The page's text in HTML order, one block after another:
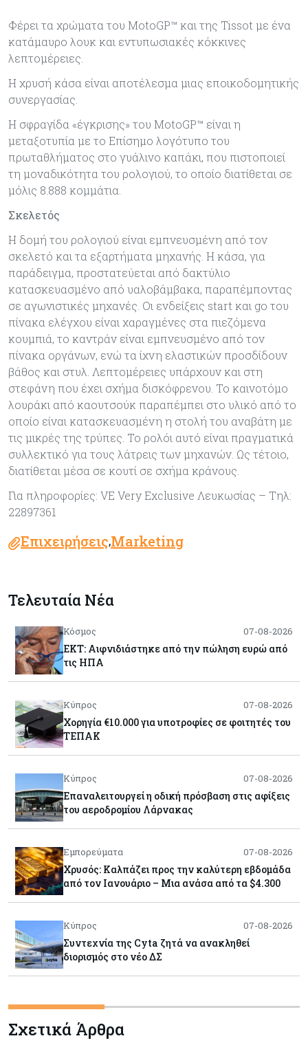
Φέρει τα χρώματα του MotoGP™ και της Tissot με ένα
κατάμαυρο λουκ και εντυπωσιακές κόκκινες
λεπτομέρειες.
Η χρυσή κάσα είναι αποτέλεσμα μιας εποικοδομητικής
συνεργασίας.
Η σφραγίδα «έγκρισης» του MotoGP™ είναι η
μεταξοτυπία με το Επίσημο λογότυπο του
πρωταθλήματος στο γυάλινο καπάκι, που πιστοποιεί
τη μοναδικότητα του ρολογιού, το οποίο διατίθεται σε
μόλις 8.888 κομμάτια.
Σκελετός
Η δομή του ρολογιού είναι εμπνευσμένη από τον
σκελετό και τα εξαρτήματα μηχανής. Η κάσα, για
παράδειγμα, προστατεύεται από δακτύλιο
κατασκευασμένο από υαλοβάμβακα, παραπέμποντας
σε αγωνιστικές μηχανές. Οι ενδείξεις start και go του
πίνακα ελέγχου είναι χαραγμένες στα πιεζόμενα
κουμπιά, το καντράν είναι εμπνευσμένο από τον
πίνακα οργάνων, ενώ τα ίχνη ελαστικών προσδίδουν
βάθος και στυλ. Λεπτομέρειες υπάρχουν και στη
στεφάνη που έχει σχήμα δισκόφρενου. Το καινοτόμο
λουράκι από καουτσούκ παραπέμπει στο υλικό από το
οποίο είναι κατασκευασμένη η στολή του αναβάτη με
τις μικρές της τρύπες. Το ρολόι αυτό είναι πραγματικά
συλλεκτικό για τους λάτρεις των μηχανών. Ως τέτοιο,
διατίθεται μέσα σε κουτί σε σχήμα κράνους.
Για πληροφορίες: VE Very Exclusive Λευκωσίας – Τηλ:
22897361
Επιχειρήσεις,Marketing
Τελευταία Νέα
Κόσμος 07-08-2026
ΕΚΤ: Αιφνιδιάστηκε από την πώληση ευρώ από
τις ΗΠΑ
Κύπρος 07-08-2026
Χορηγία €10.000 για υποτροφίες σε φοιτητές του
ΤΕΠΑΚ
Κύπρος 07-08-2026
Επαναλειτουργεί η οδική πρόσβαση στις αφίξεις
του αεροδρομίου Λάρνακας
Εμπορεύματα 07-08-2026
Χρυσός: Καλπάζει προς την καλύτερη εβδομάδα
από τον Ιανουάριο – Μια ανάσα από τα $4.300
Κύπρος 07-08-2026
Συντεχνία της Cyta ζητά να ανακληθεί
διορισμός στο νέο ΔΣ
ημιαγωγούς και φωτοβολταϊκά με στόχο την
Σχετικά Άρθρα